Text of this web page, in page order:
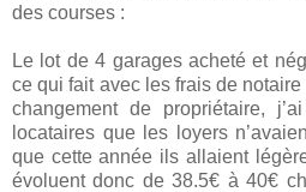
des courses :
Le lot de 4 garages acheté et
ce qui fait avec les frais de
changement de propriétaire,
locataires que les loyers
que cette année ils allaient
évoluent donc de 38.5€ à 40€